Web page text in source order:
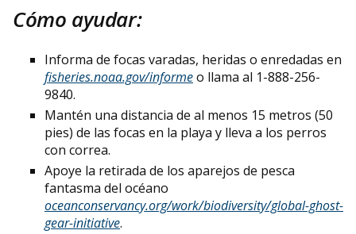
Cómo ayudar:
Informa de focas varadas, heridas o enredadas en
fisheries.noaa.gov/informeo llama al 1-888-256-
9840.
Mantén una distancia de al menos 15 metros (50
pies) de las focas en la playa y lleva a los perros
con correa.
Apoye la retirada de los aparejos de pesca
fantasma del océano
oceanconservancy.org/work/biodiversity/global-ghost-
gear-initiative.